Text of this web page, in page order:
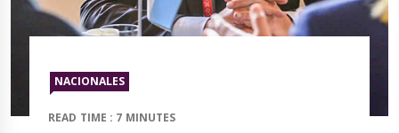
NACIONALES
READ TIME : 7 MINUTES